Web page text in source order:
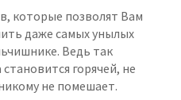
которые позволят Вам
даже самых унылых
Ведь так
горячей, не
не помешает.